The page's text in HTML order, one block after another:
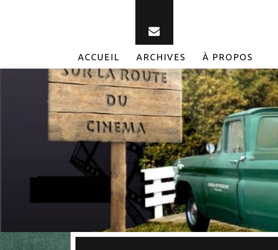
ACCUEIL ARCHIVES À PROPOS